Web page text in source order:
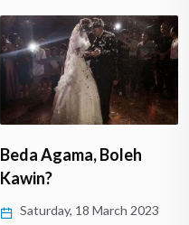
Beda Agama, Boleh
Kawin?
Saturday, 18 March 2023